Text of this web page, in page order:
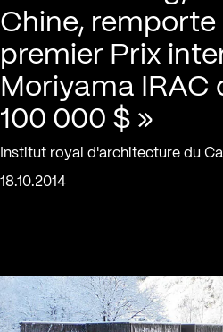
Chine, remporte
premier Prix
Moriyama IRAC
100 000 $ »
Institut royal d'architecture du
18.10.2014